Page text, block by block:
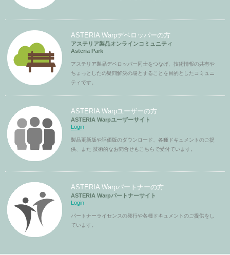
ASTERIA Warpデベロッパーの方
アステリア製品オンラインコミュニティ
Asteria Park
アステリア製品デベロッパー同士をつなげ、技術情報の共有や
ちょっとしたの疑問解決の場とすることを目的としたコミュニ
ティです。
ASTERIA Warpユーザーの方
ASTERIA Warpユーザーサイト
Login
製品更新版や評価版のダウンロード、各種ドキュメントのご提
供、また 技術的なお問合せもこちらで受付ています。
ASTERIA Warpパートナーの方
ASTERIA Warpパートナーサイト
Login
パートナーライセンスの発行や各種ドキュメントのご提供をし
ています。